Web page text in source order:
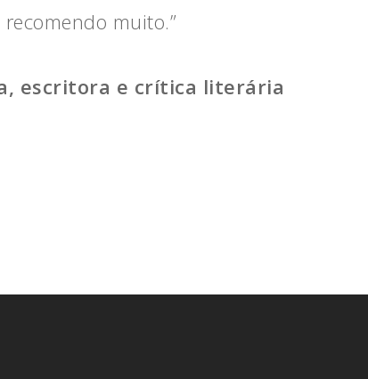
muito.”
escritora e crítica literária